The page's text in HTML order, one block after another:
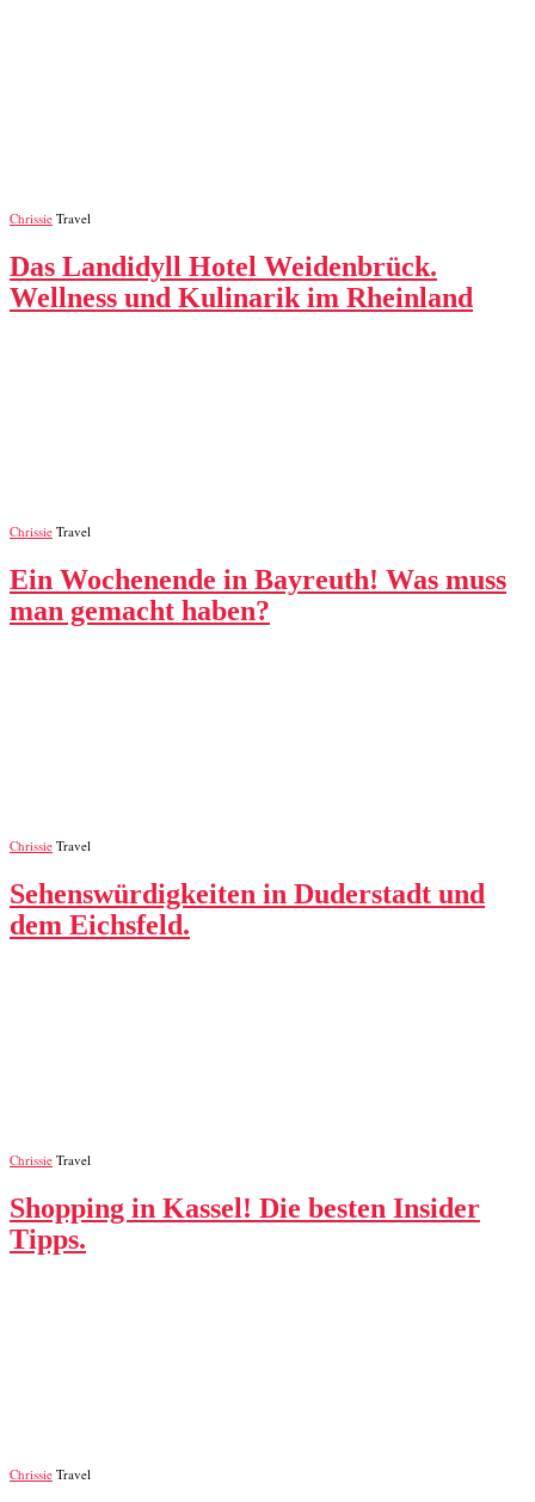
Chrissie Travel
Das Landidyll Hotel Weidenbrück.
Wellness und Kulinarik im Rheinland
Chrissie Travel
Ein Wochenende in Bayreuth! Was muss
man gemacht haben?
Chrissie Travel
Sehenswürdigkeiten in Duderstadt und
dem Eichsfeld.
Chrissie Travel
Shopping in Kassel! Die besten Insider
Tipps.
Chrissie Travel